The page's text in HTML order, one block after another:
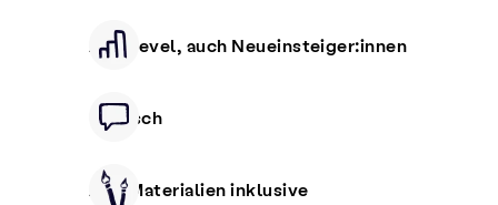
Alle Level, auch Neueinsteiger:innen
Deutsch
Alle Materialien inklusive